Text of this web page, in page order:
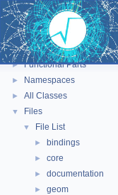
▼ ROOT
ROOT Reference
Tutorials
► Functional Parts
► Namespaces
► All Classes
▼ Files
▼ File List
► bindings
► core
► documentation
► geom